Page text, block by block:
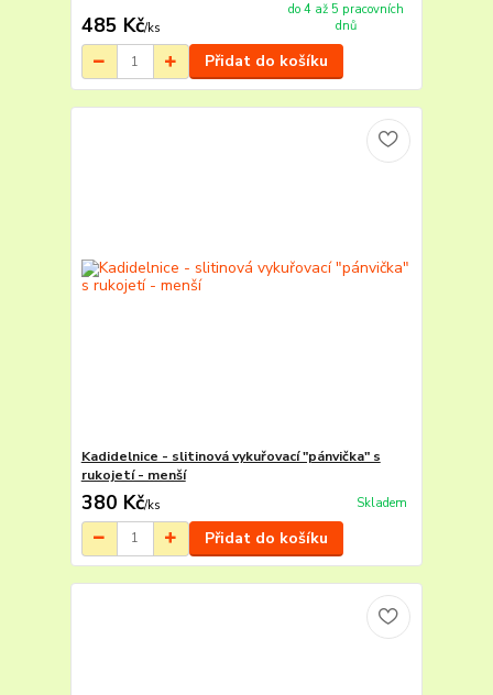
485 Kč/ks
do 4 až 5 pracovních
dnů
Přidat do košíku
Kadidelnice - slitinová vykuřovací "pánvička" s
rukojetí - menší
380 Kč/ks Skladem
Přidat do košíku